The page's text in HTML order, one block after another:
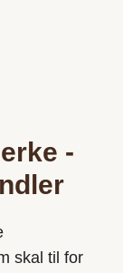
-
skal til for